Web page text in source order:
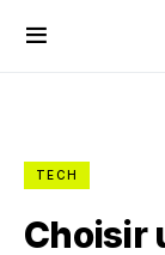
TECH
Choisir